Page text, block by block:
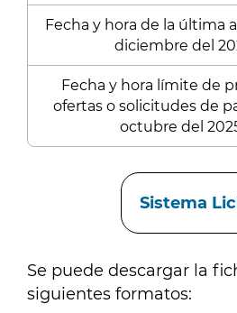
Fecha y hora de la última
diciembre del
Fecha y hora límite de
ofertas o solicitudes de
octubre del
Sistema
Se puede descargar la
siguientes formatos: